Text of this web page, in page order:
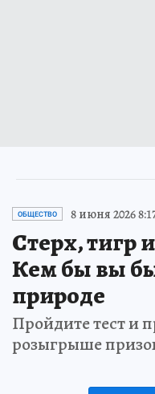
ОБЩЕСТВО 8 июня 2026
Стерх, тигр
Кем бы вы
природе
Пройдите тест и
розыгрыше